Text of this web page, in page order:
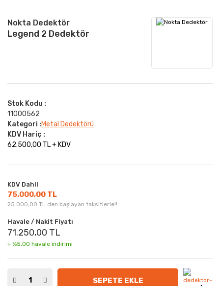
Nokta Dedektör
Legend 2 Dedektör
Stok Kodu :
11000562
Kategori :Metal Dedektörü
KDV Hariç :
62.500,00 TL + KDV
KDV Dahil
75.000,00 TL
25.000,00 TL den başlayan taksitlerle!!
Havale / Nakit Fiyatı
71.250,00 TL
+ %5,00 havale indirimi
SEPETE EKLE